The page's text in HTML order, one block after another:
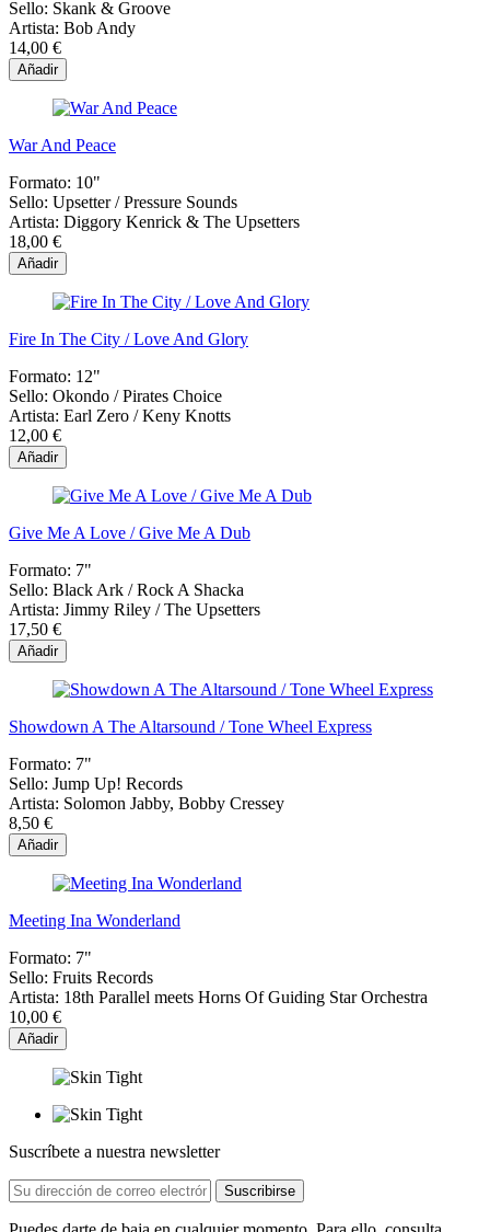
Sello: Skank & Groove
Artista: Bob Andy
14,00 €
Añadir
War And Peace
Formato: 10"
Sello: Upsetter / Pressure Sounds
Artista: Diggory Kenrick & The Upsetters
18,00 €
Añadir
Fire In The City / Love And Glory
Formato: 12"
Sello: Okondo / Pirates Choice
Artista: Earl Zero / Keny Knotts
12,00 €
Añadir
Give Me A Love / Give Me A Dub
Formato: 7"
Sello: Black Ark / Rock A Shacka
Artista: Jimmy Riley / The Upsetters
17,50 €
Añadir
Showdown A The Altarsound / Tone Wheel Express
Formato: 7"
Sello: Jump Up! Records
Artista: Solomon Jabby, Bobby Cressey
8,50 €
Añadir
Meeting Ina Wonderland
Formato: 7"
Sello: Fruits Records
Artista: 18th Parallel meets Horns Of Guiding Star Orchestra
10,00 €
Añadir
Suscríbete a nuestra newsletter